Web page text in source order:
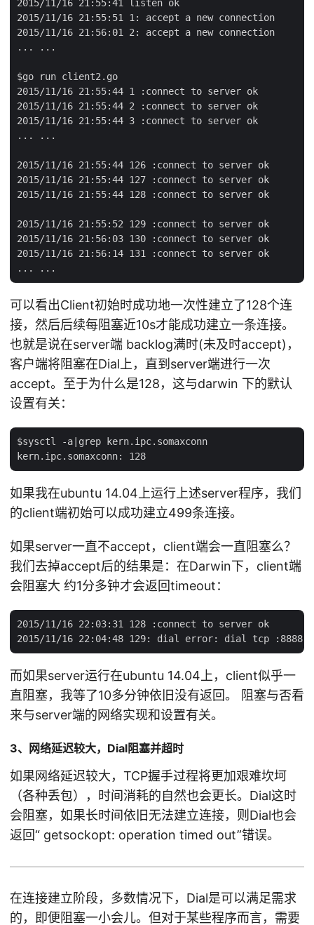
2015/11/16 21:55:41 listen ok
2015/11/16 21:55:51 1: accept a new connection
2015/11/16 21:56:01 2: accept a new connection
... ...
$go run client2.go
2015/11/16 21:55:44 1 :connect to server ok
2015/11/16 21:55:44 2 :connect to server ok
2015/11/16 21:55:44 3 :connect to server ok
... ...
2015/11/16 21:55:44 126 :connect to server ok
2015/11/16 21:55:44 127 :connect to server ok
2015/11/16 21:55:44 128 :connect to server ok
2015/11/16 21:55:52 129 :connect to server ok
2015/11/16 21:56:03 130 :connect to server ok
2015/11/16 21:56:14 131 :connect to server ok
可以看出Client初始时成功地一次性建立了128个连
接，然后后续每阻塞近10s才能成功建立一条连接。
也就是说在server端 backlog满时(未及时accept)，
客户端将阻塞在Dial上，直到server端进行一次
accept。至于为什么是128，这与darwin 下的默认
设置有关：
$sysctl -a|grep kern.ipc.somaxconn
如果我在ubuntu 14.04上运行上述server程序，我们
的client端初始可以成功建立499条连接。
如果server一直不accept，client端会一直阻塞么？
我们去掉accept后的结果是：在Darwin下，client端
会阻塞大 约1分多钟才会返回timeout：
2015/11/16 22:03:31 128 :connect to server ok
而如果server运行在ubuntu 14.04上，client似乎一
直阻塞，我等了10多分钟依旧没有返回。 阻塞与否看
来与server端的网络实现和设置有关。
3、网络延迟较大，Dial阻塞并超时
如果网络延迟较大，TCP握手过程将更加艰难坎坷
（各种丢包），时间消耗的自然也会更长。Dial这时
会阻塞，如果长时间依旧无法建立连接，则Dial也会
返回“ getsockopt: operation timed out”错误。
在连接建立阶段，多数情况下，Dial是可以满足需求
的，即便阻塞一小会儿。但对于某些程序而言，需要